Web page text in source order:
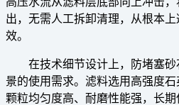
出，无需人工拆卸清理，从根本
效。
在技术细节设计上，防堵塞
景的使用需求。滤料选用高强度石
颗粒均匀度高、耐磨性能强，长